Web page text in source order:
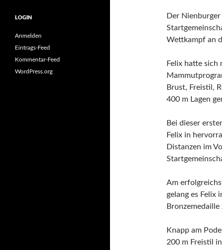
Der
Wettkampf an
Felix hatte sich
Brust, Freistil,
400 m Lagen
Bei dieser
Felix in
Distanzen im
Am
gelang es Felix
Knapp am
200 m Freistil
LOGIN
Anmelden
Eintrags-Feed
Kommentar-Feed
WordPress.org